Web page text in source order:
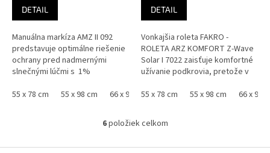
DETAIL
Manuálna markíza AMZ II 092
predstavuje optimálne riešenie
ochrany pred nadmernými
slnečnými lúčmi s 1%
nahrievaním podkrovia...
55 x 78 cm 55 x 98 cm 66 x 98 cm 66 x 118 cm 78 x 98 cm
DETAIL
Vonkajšia roleta FAKRO -
ROLETA ARZ KOMFORT Z-Wave
Solar I 7022 zaisťuje komfortné
užívanie podkrovia, pretože v
prehriatím miestnosti aj v
55 x 78 cm 55 x 98 cm 66 x 98
O
6položiek celkom